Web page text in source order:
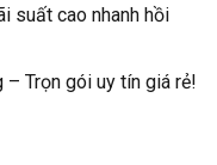
suất cao nhanh hồi
Trọn gói uy tín giá rẻ!